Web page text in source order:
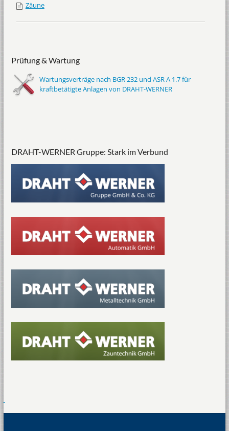
Zäune
Prüfung & Wartung
Wartungsverträge nach BGR 232 und ASR A 1.7 für
kraftbetätigte Anlagen von DRAHT-WERNER
DRAHT-WERNER Gruppe: Stark im Verbund